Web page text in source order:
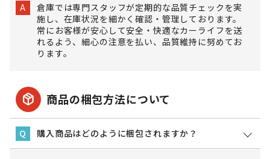
A
倉庫では専門スタッフが定期的な品質チェックを実
施し、在庫状況を細かく確認・管理しております。
常にお客様が安心して安全・快適なカーライフを送
れるよう、細心の注意を払い、品質維持に努めてお
ります。
package_2 商品の梱包方法について
Q 購入商品はどのように梱包されますか？